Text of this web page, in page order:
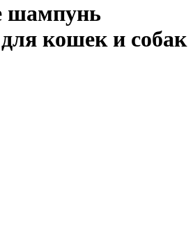
шампунь
кошек и собак